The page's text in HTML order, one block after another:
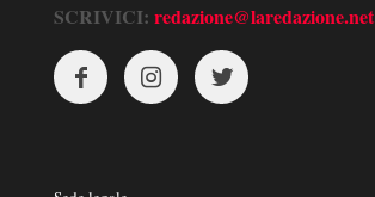
SCRIVICI: redazione@laredazione.net